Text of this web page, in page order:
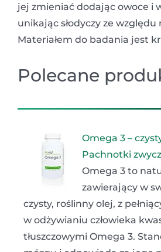
jej zmieniać dodając owoce i
unikając słodyczy ze względu
Materiałem do badania jest
Polecane
Omega 3 –
Pachnotki
Omega 3 to
zawierający w
czysty, roślinny olej, z
w odżywianiu człowieka
tłuszczowymi Omega 3.